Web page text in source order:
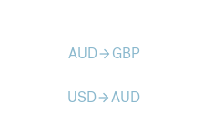
AUDarrow_forward GBP
USDarrow_forwardAUD